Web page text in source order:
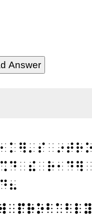
Answer